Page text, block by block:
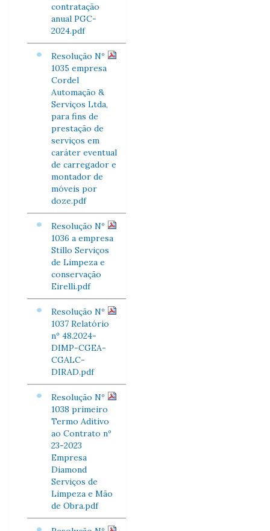
contratação
anual PGC-
2024.pdf
Resolução Nº
1035 empresa
Cordel
Automação &
Serviços Ltda,
para fins de
prestação de
serviços em
caráter eventual
de carregador e
montador de
móveis por
doze.pdf
Resolução Nº
1036 a empresa
Stillo Serviços
de Limpeza e
conservação
Eirelli.pdf
Resolução Nº
1037 Relatório
nº 48.2024-
DIMP-CGEA-
CGALC-
DIRAD.pdf
Resolução Nº
1038 primeiro
Termo Aditivo
ao Contrato nº
23-2023
Empresa
Diamond
Serviços de
Limpeza e Mão
de Obra.pdf